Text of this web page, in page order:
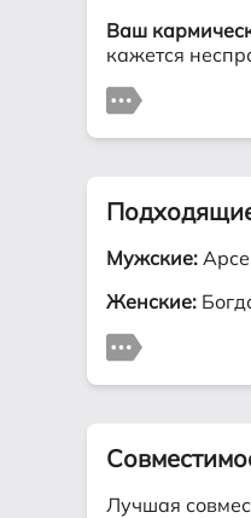
Ваш
кажется
Мужские:
Женские:
Лучшая